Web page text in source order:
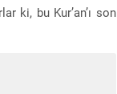
ki, bu Kur’an’ı son